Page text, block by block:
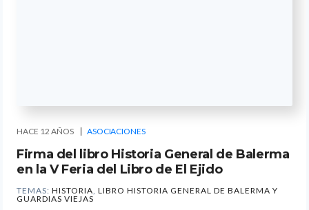
HACE 12 AÑOS ASOCIACIONES
Firma del libro Historia General de Balerma
en la V Feria del Libro de El Ejido
TEMAS: HISTORIA, LIBRO HISTORIA GENERAL DE BALERMA Y
GUARDIAS VIEJAS